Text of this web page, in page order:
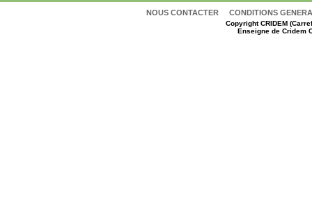
NOUS CONTACTER CONDITIONS
CopyrightCRIDEM
Enseigne de Cridem